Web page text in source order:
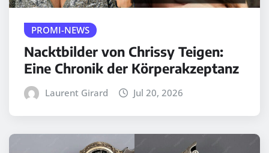
PROMI-NEWS
Nacktbilder von Chrissy Teigen:
Eine Chronik der Körperakzeptanz
Laurent Girard Jul 20, 2026